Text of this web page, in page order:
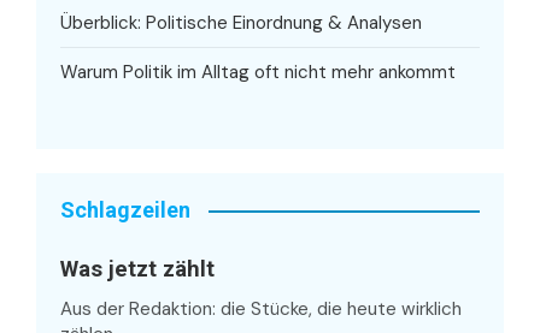
Überblick: Politische Einordnung & Analysen
Warum Politik im Alltag oft nicht mehr ankommt
Schlagzeilen
Was jetzt zählt
Aus der Redaktion: die Stücke, die heute wirklich